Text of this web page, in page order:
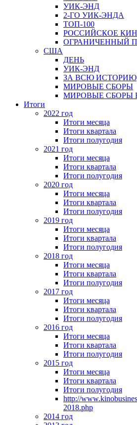
УИК-ЭНД
2-ГО УИК-ЭНДА
ТОП-100
РОССИЙСКОЕ
ОГРАНИЧЕННЫЙ
США
ДЕНЬ
УИК-ЭНД
ЗА ВСЮ ИСТОРИЮ
МИРОВЫЕ СБОРЫ
МИРОВЫЕ СБОРЫ
Итоги
2022 год
Итоги месяца
Итоги квартала
Итоги полугодия
2021 год
Итоги месяца
Итоги квартала
Итоги полугодия
2020 год
Итоги месяца
Итоги квартала
Итоги полугодия
2019 год
Итоги месяца
Итоги квартала
Итоги полугодия
2018 год
Итоги месяца
Итоги квартала
Итоги полугодия
2017 год
Итоги месяца
Итоги квартала
Итоги полугодия
2016 год
Итоги месяца
Итоги квартала
Итоги полугодия
2015 год
Итоги месяца
Итоги квартала
Итоги полугодия
http://
2018.php
2014 год